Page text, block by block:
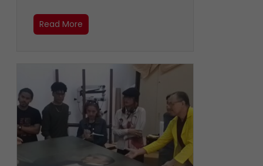
Read More